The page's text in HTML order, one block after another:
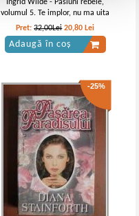
Ingrid Wilde - Pasiuni rebele,
volumul 5. Te implor, nu ma uita
Pret:32,00Lei 20,80 Lei
Adaugă în coș
-25%